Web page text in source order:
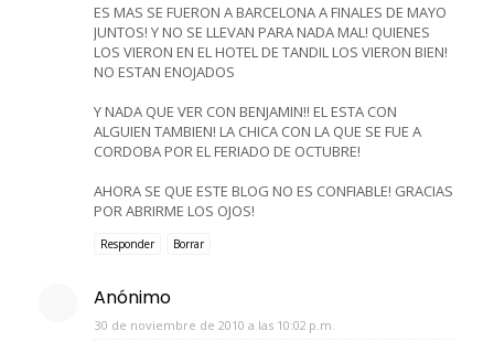
ES MAS SE FUERON A BARCELONA A FINALES DE MAYO
JUNTOS! Y NO SE LLEVAN PARA NADA MAL! QUIENES
LOS VIERON EN EL HOTEL DE TANDIL LOS VIERON BIEN!
NO ESTAN ENOJADOS
Y NADA QUE VER CON BENJAMIN!! EL ESTA CON
ALGUIEN TAMBIEN! LA CHICA CON LA QUE SE FUE A
CORDOBA POR EL FERIADO DE OCTUBRE!
AHORA SE QUE ESTE BLOG NO ES CONFIABLE! GRACIAS
POR ABRIRME LOS OJOS!
Responder Borrar
Anónimo
30 de noviembre de 2010 a las 10:02 p.m.